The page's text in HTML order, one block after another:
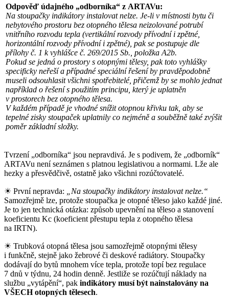
Odpověď údajného „odborníka“ z ARTAVu:
Na stoupačky indikátory instalovat nelze. Je-li v místnosti bytu či
nebytového prostoru bez otopného tělesa neizolované potrubí
vnitřního rozvodu tepla (vertikální rozvody přívodní i zpětné,
horizontální rozvody přívodní i zpětné), pak se postupuje dle
přílohy č. 1 k vyhlášce č. 269/2015 Sb., položka A2b.
Pokud se jedná o prostory s otopnými tělesy, pak toto vyhlášky
specificky neřeší a případné speciální řešení by pravděpodobně
museli odsouhlasit všichni spotřebitelé, přičemž by se mohlo jednat
například o řešení s použitím principu, který je uplatněn
v prostorech bez otopného tělesa.
V každém případě je vhodné snížit otopnou křivku tak, aby se
tepelné zisky stoupaček uplatnily co nejméně a souběžně také zvýšit
poměr základní složky.
Tvrzení „odborníka“ jsou nepravdivá. Je s podivem, že „odborník“
ARTAVu není seznámen s platnou legislativou a normami. Lže ale
hezky a přesvědčivě, ostatně jako všichni rozúčtovatelé.
☀ První nepravda:
„Na stoupačky indikátory instalovat nelze.“
Samozřejmě lze, protože stoupačka je otopné těleso jako každé jiné.
Je to jen technická otázka: způsob upevnění na těleso a stanovení
koeficientu Kc (koeficient přestupu tepla z otopného tělesa
na IRTN).
☀ Trubková otopná tělesa jsou samozřejmě otopnými tělesy
i funkčně, stejně jako žebrové či deskové radiátory. Stoupačky
dodávají do bytů mnohem více tepla, protože topí bez regulace
7 dnů v týdnu, 24 hodin denně. Jestliže se rozúčtují náklady na
službu „vytápění“, pak indikátory musí být nainstalovány na
VŠECH otopných tělesech.